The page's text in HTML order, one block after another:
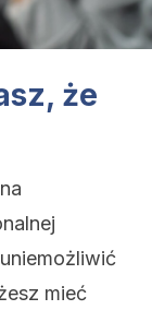
że
mieć